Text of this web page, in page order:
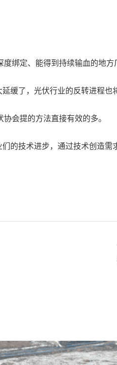
绑定、能得到持续输血的地方
缓了，光伏行业的反转进程也
会提的方法直接有效的多。
的技术进步，通过技术创造需